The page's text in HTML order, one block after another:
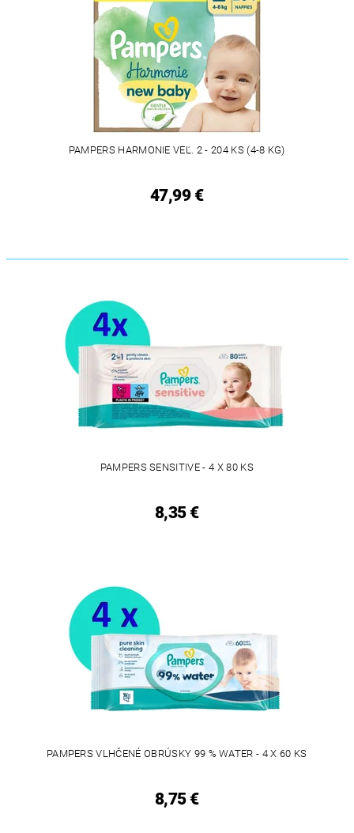
PAMPERS HARMONIE VEĽ. 2 - 204 KS (4-8 KG)
47,99 €
PAMPERS SENSITIVE - 4 X 80 KS
8,35 €
PAMPERS VLHČENÉ OBRÚSKY 99 % WATER - 4 X 60 KS
8,75 €